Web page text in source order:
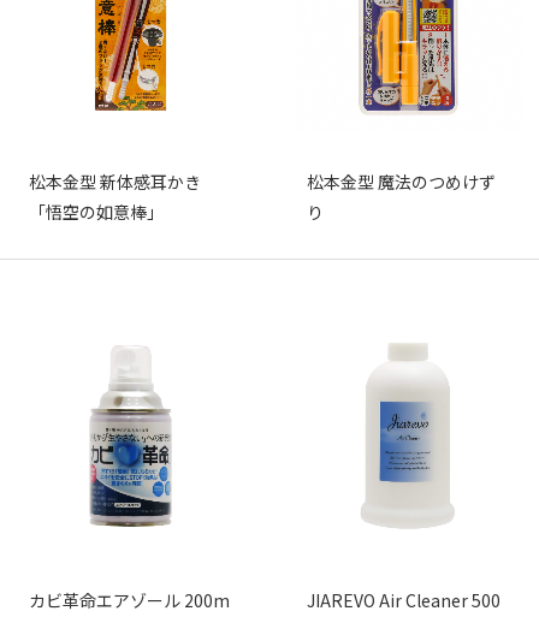
松本金型 新体感耳かき
「悟空の如意棒」
松本金型 魔法のつめけず
り
カビ革命エアゾール 200m
JIAREVO Air Cleaner 500